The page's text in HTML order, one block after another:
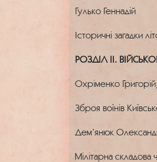
Гулько Геннадій
Історичні загадки
РОЗДІЛ ІІ.
Охріменко
Зброя воїнів
Дем’янюк
Мілітарна складова